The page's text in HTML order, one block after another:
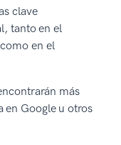
clave
tanto en el
en el
más
en Google u otros